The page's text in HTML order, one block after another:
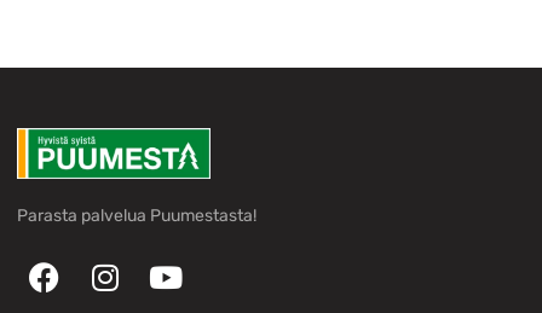
Parasta palvelua Puumestasta!